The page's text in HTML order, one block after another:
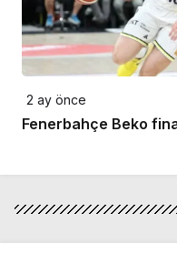
2 ay önce
Fenerbahçe Beko